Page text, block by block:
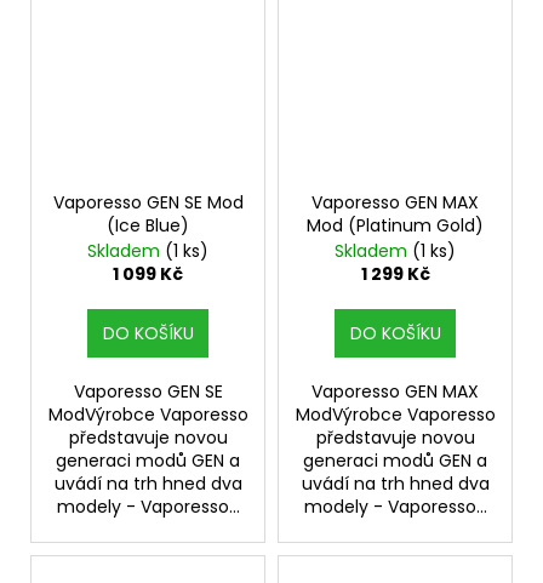
Vaporesso GEN SE Mod
(Ice Blue)
Skladem (1 ks)
1 099 Kč
DO KOŠÍKU
Vaporesso GEN SE
ModVýrobce Vaporesso
představuje novou
generaci modů GEN a
uvádí na trh hned dva
modely - Vaporesso...
Vaporesso GEN MAX
Mod (Platinum Gold)
Skladem (1 ks)
1 299 Kč
DO KOŠÍKU
Vaporesso GEN MAX
ModVýrobce Vaporesso
představuje novou
generaci modů GEN a
uvádí na trh hned dva
modely - Vaporesso...